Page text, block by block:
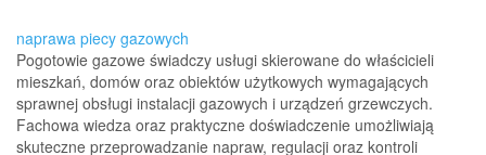
naprawa piecy gazowych
Pogotowie gazowe świadczy usługi skierowane do właścicieli
mieszkań, domów oraz obiektów użytkowych wymagających
sprawnej obsługi instalacji gazowych i urządzeń grzewczych.
Fachowa wiedza oraz praktyczne doświadczenie umożliwiają
skuteczne przeprowadzanie napraw, regulacji oraz kontroli